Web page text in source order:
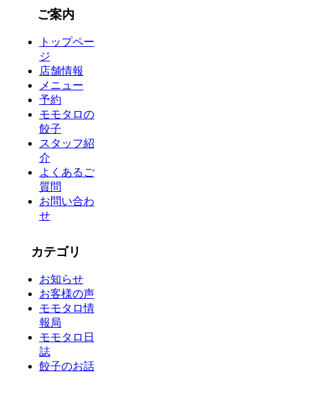
ご案内
トップペー
ジ
店舗情報
メニュー
予約
モモタロの
餃子
スタッフ紹
介
よくあるご
質問
お問い合わ
せ
カテゴリ
お知らせ
お客様の声
モモタロ情
報局
モモタロ日
誌
餃子のお話